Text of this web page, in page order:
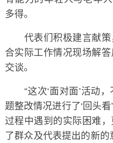
多得。
代表们积极建言献策
合实际工作情况现场解
交谈。
“这次‘面对面’活动，
题整改情况进行了‘回头
过程中遇到的实际困难
了群众及代表提出的新的